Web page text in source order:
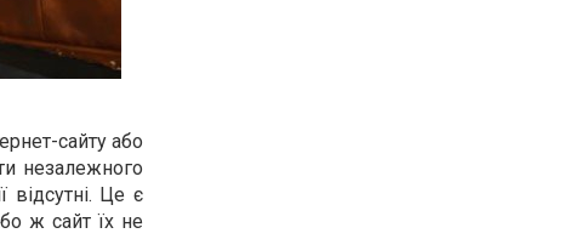
сайту або
незалежного
відсутні. Це є
ж сайт їх не